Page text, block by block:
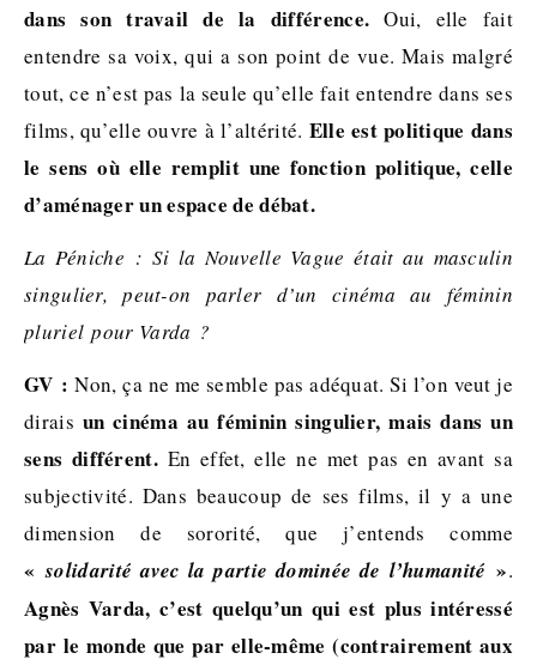
dans son travail de la différence. Oui, elle fait
entendre sa voix, qui a son point de vue. Mais malgré
tout, ce n’est pas la seule qu’elle fait entendre dans ses
films, qu’elle ouvre à l’altérité. Elle est politique dans
le sens où elle remplit une fonction politique, celle
d’aménager un espace de débat.
La Péniche : Si la Nouvelle Vague était au masculin
singulier, peut-on parler d’un cinéma au féminin
pluriel pour Varda ?
GV : Non, ça ne me semble pas adéquat. Si l’on veut je
dirais un cinéma au féminin singulier, mais dans un
sens différent.En effet, elle ne met pas en avant sa
subjectivité. Dans beaucoup de ses films, il y a une
dimension de sororité, que j’entends comme
«solidarité avec la partie dominée de l’humanité».
Agnès Varda, c’est quelqu’un qui est plus intéressé
par le monde que par elle-même (contrairement aux